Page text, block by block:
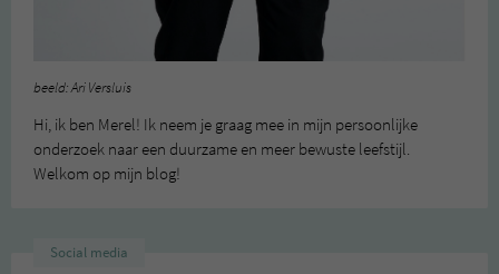
beeld: Ari Versluis
Hi, ik ben Merel! Ik neem je graag mee in mijn persoonlijke
onderzoek naar een duurzame en meer bewuste leefstijl.
Welkom op mijn blog!
Social media